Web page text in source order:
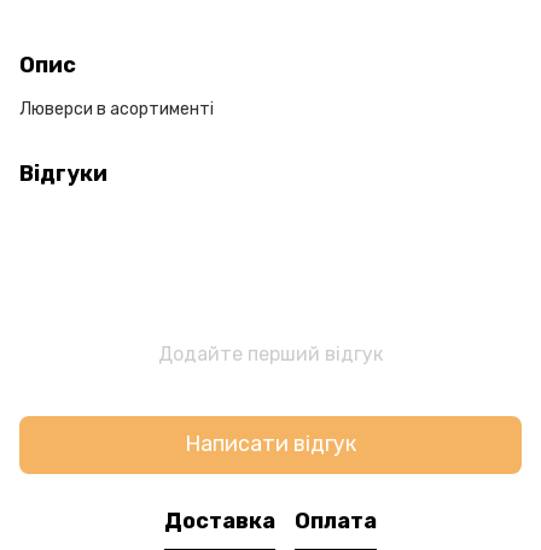
Опис
Люверси в асортименті
Відгуки
Додайте перший відгук
Написати відгук
Доставка Оплата